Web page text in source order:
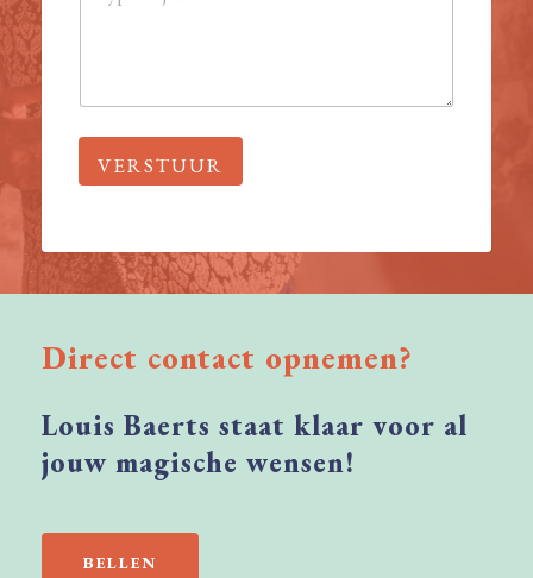
t
VERSTUUR
Direct contact opnemen?
Louis Baerts staat klaar voor al
jouw magische wensen!
BELLEN